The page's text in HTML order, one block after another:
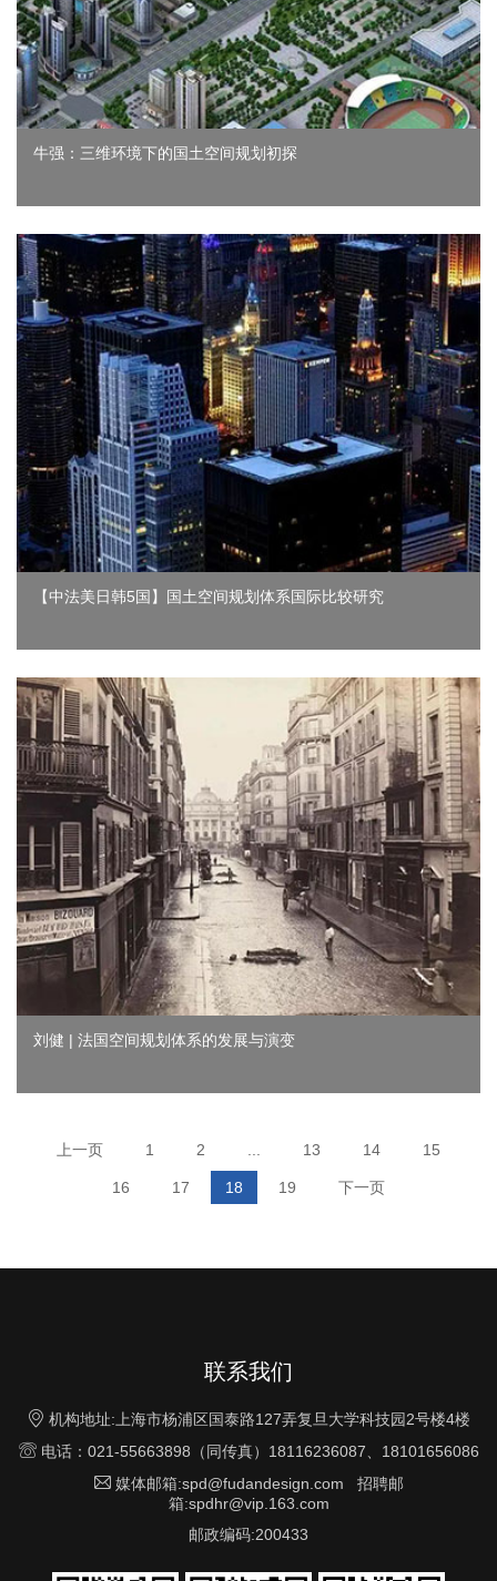
牛强：三维环境下的国土空间规划初探
【中法美日韩5国】国土空间规划体系国际比较研究
刘健 | 法国空间规划体系的发展与演变
上一页 1 2 ... 13 14 15
16 17 18 19 下一页
联系我们
 机构地址:上海市杨浦区国泰路127弄复旦大学科技园2号楼4楼
电话：021-55663898（同传真）18116236087、18101656086
 媒体邮箱:spd@fudandesign.com 招聘邮
箱:spdhr@vip.163.com
邮政编码:200433